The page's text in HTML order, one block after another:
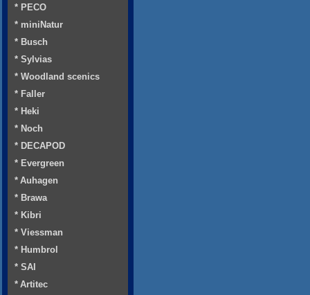
* PECO
* miniNatur
* Busch
* Sylvias
* Woodland scenics
* Faller
* Heki
* Noch
* DECAPOD
* Evergreen
* Auhagen
* Brawa
* Kibri
* Viessman
* Humbrol
* SAI
* Artitec